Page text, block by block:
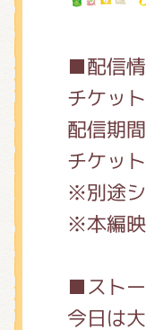
■配信
チケッ
配信期
チケッ
※別途
※本編
■スト
今⽇は